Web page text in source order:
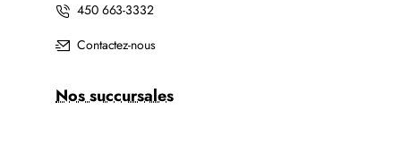
450 663-3332
Contactez-nous
Nos succursales